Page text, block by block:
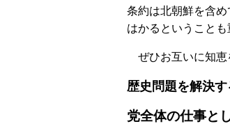
条約は北朝鮮を含
はかるということも
ぜひお互いに知恵
歴史問題を解決
党全体の仕事と